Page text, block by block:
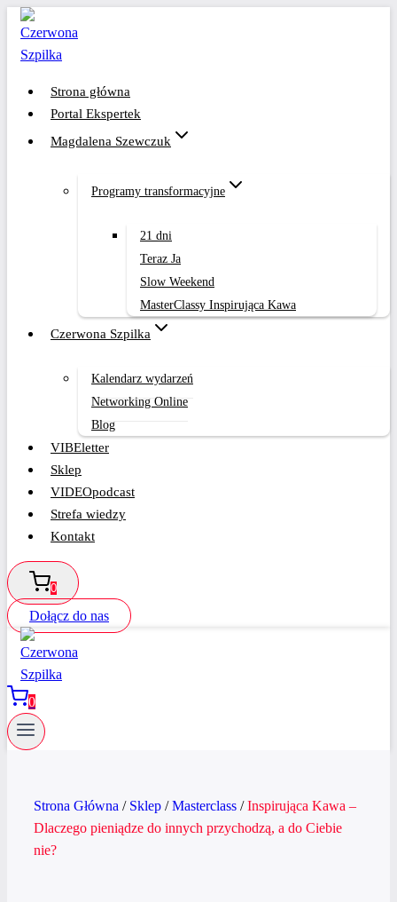
Przejdź
treści
Strona główna
Portal Ekspertek
Magdalena Szewczuk
Programy transformacyjne
21 dni
Teraz Ja
Slow Weekend
MasterClassy Inspirująca Kawa
Czerwona Szpilka
Kalendarz wydarzeń
Networking Online
Blog
VIBEletter
Sklep
VIDEOpodcast
Strefa wiedzy
Kontakt
0
Dołącz do nas
0
Strona Główna / Sklep / Masterclass / Inspirująca Kawa –
Dlaczego pieniądze do innych przychodzą, a do Ciebie
nie?